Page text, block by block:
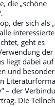
die „schöne
der sich als
geht es
der
liegt dabei
und
– der
Die